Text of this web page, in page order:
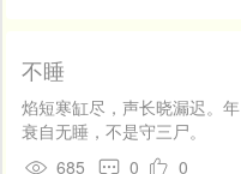
分，二分流水一分尘。寂寂落
花伤暮景，萋萋芳草怕黄昏。
夏清和天气逢初夏，更何处觅
韶华！端阳过了炎威乍。藤枕
攲，翠簟铺，纱幮挂。住处清
不睡
焰短寒缸尽，声长晓漏迟。年
衰自无睡，不是守三尸。
685
0
0